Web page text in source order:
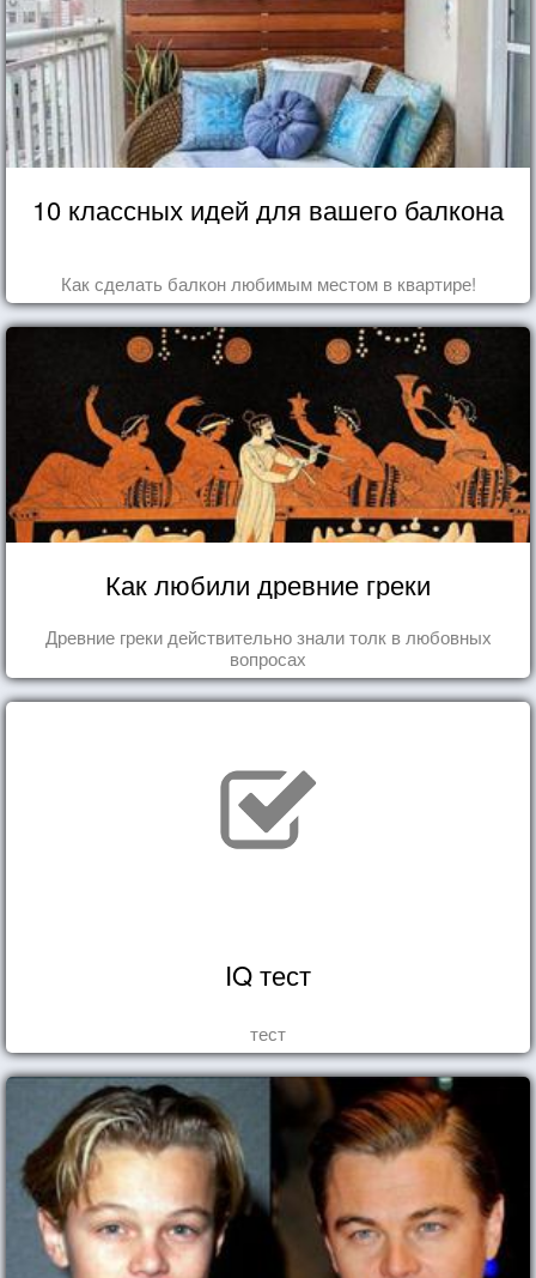
10 классных идей для вашего балкона
Как сделать балкон любимым местом в квартире!
Как любили древние греки
Древние греки действительно знали толк в любовных
вопросах
IQ тест
тест